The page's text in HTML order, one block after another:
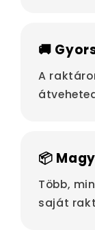
🚚
A
📦
Több,
saját